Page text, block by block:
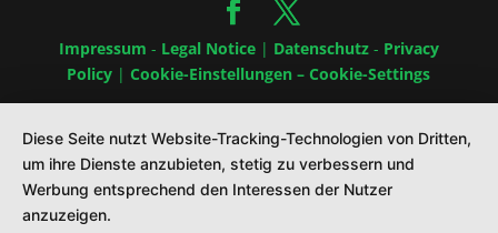
Impressum - Legal Notice| Datenschutz- Privacy
Policy |Cookie-Einstellungen – Cookie-Settings
Diese Seite nutzt Website-Tracking-Technologien von Dritten,
um ihre Dienste anzubieten, stetig zu verbessern und
Werbung entsprechend den Interessen der Nutzer
anzuzeigen.